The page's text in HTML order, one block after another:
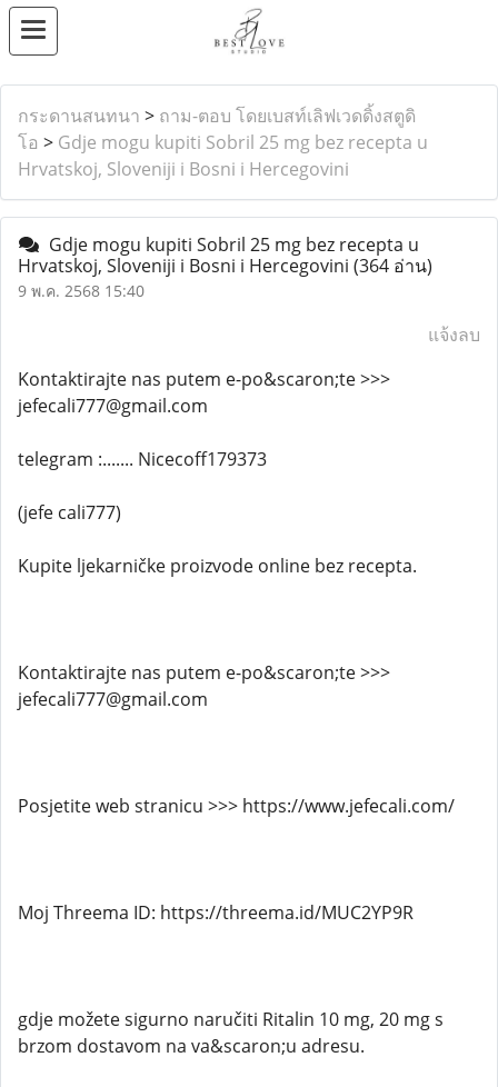
กระดานสนทนา > ถาม-ตอบ โดยเบสท์เลิฟเวดดิ้งสตูดิ
โอ > Gdje mogu kupiti Sobril 25 mg bez recepta u
Hrvatskoj, Sloveniji i Bosni i Hercegovini
Gdje mogu kupiti Sobril 25 mg bez recepta u
Hrvatskoj, Sloveniji i Bosni i Hercegovini (364 อ่าน)
9 พ.ค. 2568 15:40
แจ้งลบ
Kontaktirajte nas putem e-po&scaron;te >>>
jefecali777@gmail.com
telegram :....... Nicecoff179373
(jefe cali777)
Kupite ljekarničke proizvode online bez recepta.
Kontaktirajte nas putem e-po&scaron;te >>>
jefecali777@gmail.com
Posjetite web stranicu >>> https://www.jefecali.com/
Moj Threema ID: https://threema.id/MUC2YP9R
gdje možete sigurno naručiti Ritalin 10 mg, 20 mg s
brzom dostavom na va&scaron;u adresu.